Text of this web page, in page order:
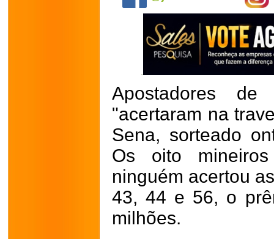
Apostadores
"acertaram na
Sena, sorteado
Os oito
ninguém acertou
43, 44 e 56, o
milhões.